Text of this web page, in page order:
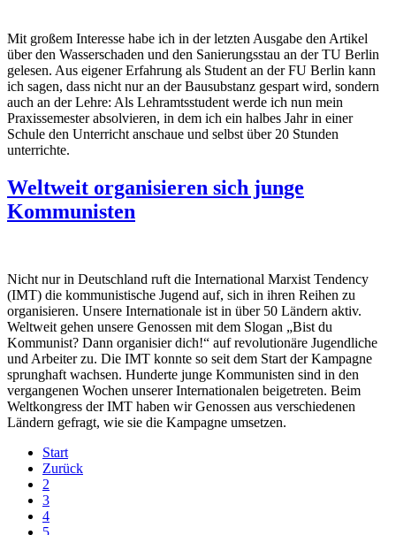
Mit großem Interesse habe ich in der letzten Ausgabe den Artikel
über den Wasserschaden und den Sanierungsstau an der TU Berlin
gelesen. Aus eigener Erfahrung als Student an der FU Berlin kann
ich sagen, dass nicht nur an der Bausubstanz gespart wird, sondern
auch an der Lehre: Als Lehramtsstudent werde ich nun mein
Praxissemester absolvieren, in dem ich ein halbes Jahr in einer
Schule den Unterricht anschaue und selbst über 20 Stunden
unterrichte.
Weltweit organisieren sich junge
Kommunisten
Nicht nur in Deutschland ruft die International Marxist Tendency
(IMT) die kommunistische Jugend auf, sich in ihren Reihen zu
organisieren. Unsere Internationale ist in über 50 Ländern aktiv.
Weltweit gehen unsere Genossen mit dem Slogan „Bist du
Kommunist? Dann organisier dich!“ auf revolutionäre Jugendliche
und Arbeiter zu. Die IMT konnte so seit dem Start der Kampagne
sprunghaft wachsen. Hunderte junge Kommunisten sind in den
vergangenen Wochen unserer Internationalen beigetreten. Beim
Weltkongress der IMT haben wir Genossen aus verschiedenen
Ländern gefragt, wie sie die Kampagne umsetzen.
Start
Zurück
2
3
4
5